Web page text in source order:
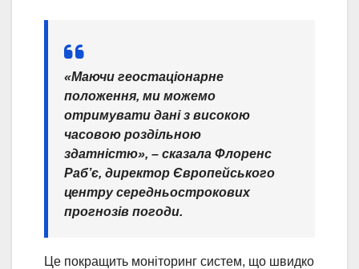
«Маючи геостаціонарне
положення, ми можемо
отримувати дані з високою
часовою роздільною
здатністю», – сказала Флоренс
Раб’є, директор Європейського
центру середньострокових
прогнозів погоди.
Це покращить моніторинг систем, що швидко